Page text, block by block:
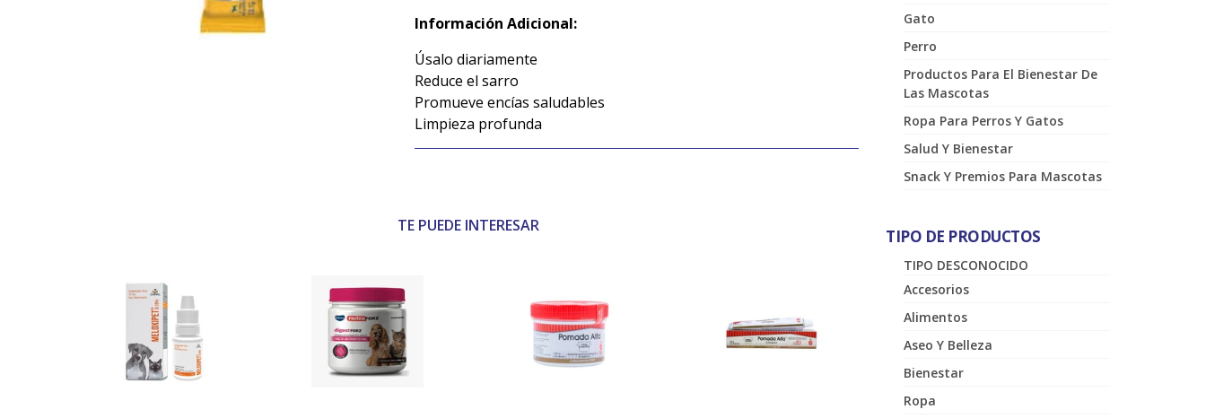
Información Adicional:
Úsalo diariamente
Reduce el sarro
Promueve encías saludables
Limpieza profunda
TE PUEDE INTERESAR
Gato
Perro
Productos Para El Bienestar De
Las Mascotas
Ropa Para Perros Y Gatos
Salud Y Bienestar
Snack Y Premios Para Mascotas
TIPO DE PRODUCTOS
TIPO DESCONOCIDO
Accesorios
Alimentos
Aseo Y Belleza
Bienestar
Ropa